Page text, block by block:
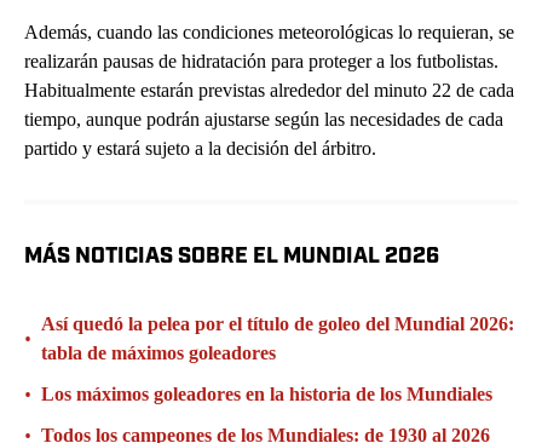
Además, cuando las condiciones meteorológicas lo requieran, se
realizarán pausas de hidratación para proteger a los futbolistas.
Habitualmente estarán previstas alrededor del minuto 22 de cada
tiempo, aunque podrán ajustarse según las necesidades de cada
partido y estará sujeto a la decisión del árbitro.
MÁS NOTICIAS SOBRE EL MUNDIAL 2026
•
Así quedó la pelea por el título de goleo del Mundial 2026:
tabla de máximos goleadores
• Los máximos goleadores en la historia de los Mundiales
• Todos los campeones de los Mundiales: de 1930 al 2026